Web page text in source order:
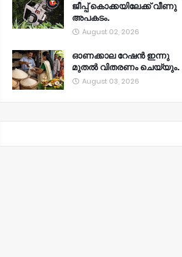
ജീപ്പ് കൊക്കയിലേക്ക് വീണു
അപകടം.
August 02, 2026
ഓണക്കാല റേഷൻ ഇന്നു
മുതല്‍ വിതരണം ചെയ്യും.
August 03, 2026